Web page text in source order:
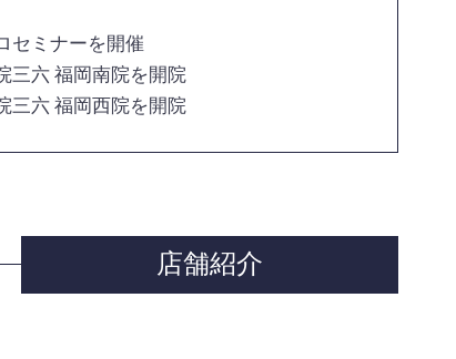
セミナーを開催
三六 福岡南院を開院
三六 福岡西院を開院
店舗紹介